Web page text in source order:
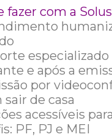
fazer com a
especializado
e após a
por
sair de casa
acessíveis
PF, PJ e MEI